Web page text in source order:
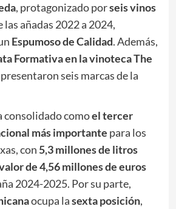
, protagonizado porseis vinos
las añadas 2022 a 2024,
Espumoso de Calidad. Además,
Formativa en la vinoteca The
seis marcas de la
consolidado comoel tercer
más importante para los
con 5,3 millones de litros
de 4,56 millones de euros
2024-2025. Por su parte,
ocupa lasexta posición,